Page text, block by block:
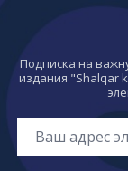
Подписка на
издания "Shalqar